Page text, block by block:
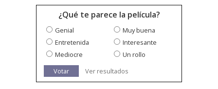
¿Qué te parece la película?
Genial
Muy buena
Entretenida
Interesante
Mediocre
Un rollo
Votar
Ver resultados